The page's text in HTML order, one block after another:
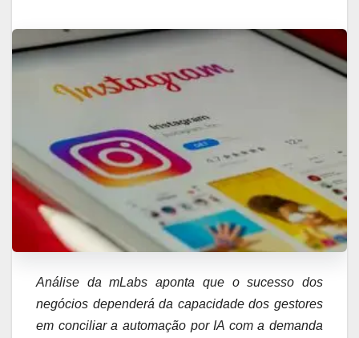
Análise da mLabs aponta que o sucesso dos
negócios dependerá da capacidade dos gestores
em conciliar a automação por IA com a demanda